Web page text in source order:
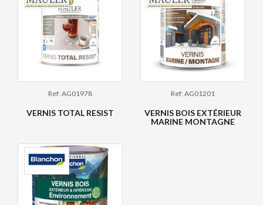
Ref: AG01978
VERNIS TOTAL RESIST
Ref: AG01201
VERNIS BOIS EXTÉRIEUR
MARINE MONTAGNE